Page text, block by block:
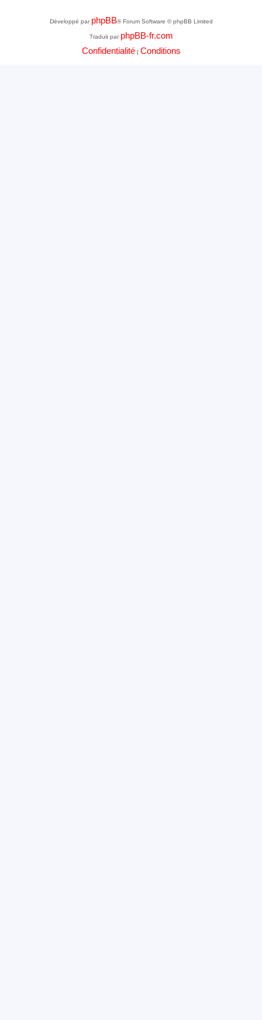
Développé par phpBB® Forum Software © phpBB Limited
Traduit par phpBB-fr.com
Confidentialité| Conditions